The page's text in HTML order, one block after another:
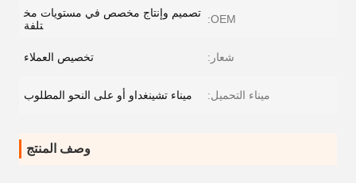
OEM:
تصميم وإنتاج مخصص في مستويات مخ
تلفة
شعار: تخصيص العملاء
ميناء التحميل: ميناء تشينغداو أو على النحو المطلوب
وصف المنتج